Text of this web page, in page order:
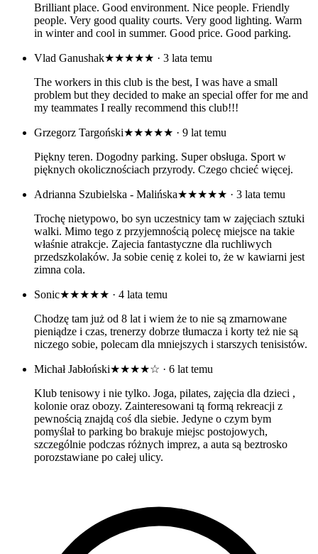
Brilliant place. Good environment. Nice people. Friendly
people. Very good quality courts. Very good lighting. Warm
in winter and cool in summer. Good price. Good parking.
Vlad Ganushak★★★★★ · 3 lata temu
The workers in this club is the best, I was have a small
problem but they decided to make an special offer for me and
my teammates I really recommend this club!!!
Grzegorz Targoński★★★★★ · 9 lat temu
Piękny teren. Dogodny parking. Super obsługa. Sport w
pięknych okolicznościach przyrody. Czego chcieć więcej.
Adrianna Szubielska - Malińska★★★★★ · 3 lata temu
Trochę nietypowo, bo syn uczestnicy tam w zajęciach sztuki
walki. Mimo tego z przyjemnością polecę miejsce na takie
właśnie atrakcje. Zajecia fantastyczne dla ruchliwych
przedszkolaków. Ja sobie cenię z kolei to, że w kawiarni jest
zimna cola.
Sonic★★★★★ · 4 lata temu
Chodzę tam już od 8 lat i wiem że to nie są zmarnowane
pieniądze i czas, trenerzy dobrze tłumacza i korty też nie są
niczego sobie, polecam dla mniejszych i starszych tenisistów.
Michał Jabłoński★★★★☆ · 6 lat temu
Klub tenisowy i nie tylko. Joga, pilates, zajęcia dla dzieci ,
kolonie oraz obozy. Zainteresowani tą formą rekreacji z
pewnością znajdą coś dla siebie. Jedyne o czym bym
pomyślał to parking bo brakuje miejsc postojowych,
szczególnie podczas różnych imprez, a auta są beztrosko
porozstawiane po całej ulicy.